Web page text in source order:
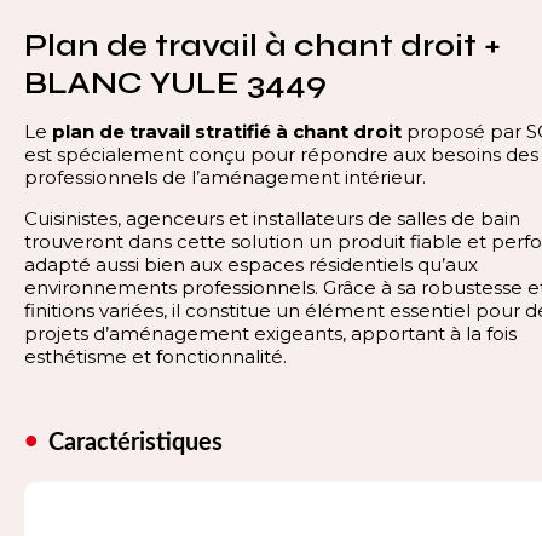
Plan de travail à chant droit +
BLANC YULE 3449
Le plan de travail stratifié à chant droit proposé par
est spécialement conçu pour répondre aux besoins des
professionnels de l’aménagement intérieur.
Cuisinistes, agenceurs et installateurs de salles de bain
trouveront dans cette solution un produit fiable et
adapté aussi bien aux espaces résidentiels qu’aux
environnements professionnels. Grâce à sa robustesse
finitions variées, il constitue un élément essentiel pour
projets d’aménagement exigeants, apportant à la fois
esthétisme et fonctionnalité.
Caractéristiques